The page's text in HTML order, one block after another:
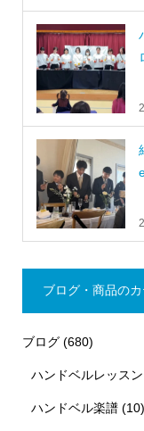
ブログ・商品の
ブログ(680)
ハンドベルレッスン
ハンドベル楽譜 (10)